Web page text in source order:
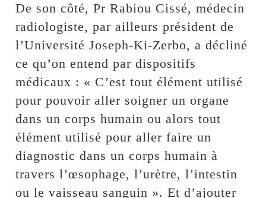
De son côté, Pr Rabiou Cissé, médecin
radiologiste, par ailleurs président de
l’Université Joseph-Ki-Zerbo, a décliné
ce qu’on entend par dispositifs
médicaux : « C’est tout élément utilisé
pour pouvoir aller soigner un organe
dans un corps humain ou alors tout
élément utilisé pour aller faire un
diagnostic dans un corps humain à
travers l’œsophage, l’urètre, l’intestin
ou le vaisseau sanguin ». Et d’ajouter